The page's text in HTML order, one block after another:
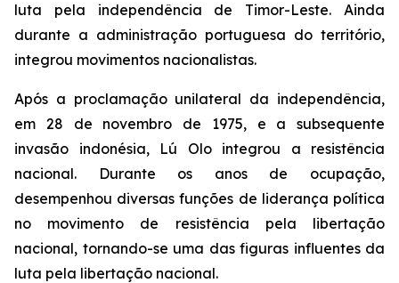
luta pela independência de Timor-Leste. Ainda
durante a administração portuguesa do território,
integrou movimentos nacionalistas.
Após a proclamação unilateral da independência,
em 28 de novembro de 1975, e a subsequente
invasão indonésia, Lú Olo integrou a resistência
nacional. Durante os anos de ocupação,
desempenhou diversas funções de liderança política
no movimento de resistência pela libertação
nacional, tornando-se uma das figuras influentes da
luta pela libertação nacional.